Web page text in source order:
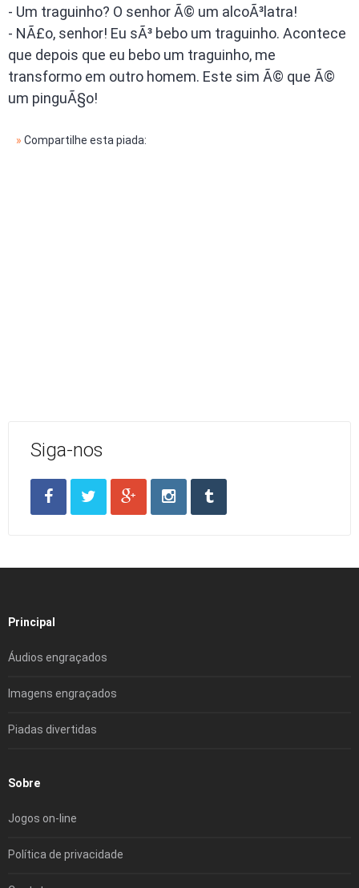
- Um traguinho? O senhor Ã© um alcoÃ³latra!
- NÃ£o, senhor! Eu sÃ³ bebo um traguinho. Acontece
que depois que eu bebo um traguinho, me
transformo em outro homem. Este sim Ã© que Ã©
um pinguÃ§o!
» Compartilhe esta piada:
Siga-nos
Principal
Áudios engraçados
Imagens engraçados
Piadas divertidas
Sobre
Jogos on-line
Política de privacidade